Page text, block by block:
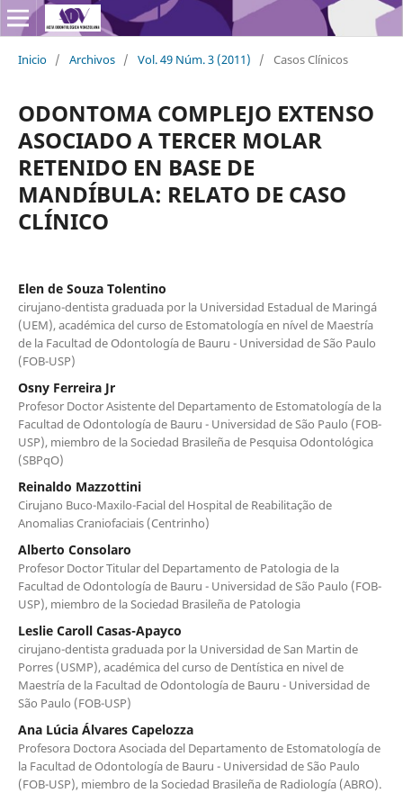
Inicio / Archivos / Vol. 49 Núm. 3 (2011) / Casos Clínicos
ODONTOMA COMPLEJO EXTENSO
ASOCIADO A TERCER MOLAR
RETENIDO EN BASE DE
MANDÍBULA: RELATO DE CASO
CLÍNICO
Elen de Souza Tolentino
cirujano-dentista graduada por la Universidad Estadual de Maringá
(UEM), académica del curso de Estomatología en nível de Maestría
de la Facultad de Odontología de Bauru - Universidad de São Paulo
(FOB-USP)
Osny Ferreira Jr
Profesor Doctor Asistente del Departamento de Estomatología de la
Facultad de Odontología de Bauru - Universidad de São Paulo (FOB-
USP), miembro de la Sociedad Brasileña de Pesquisa Odontológica
(SBPqO)
Reinaldo Mazzottini
Cirujano Buco-Maxilo-Facial del Hospital de Reabilitação de
Anomalias Craniofaciais (Centrinho)
Alberto Consolaro
Profesor Doctor Titular del Departamento de Patologia de la
Facultad de Odontología de Bauru - Universidad de São Paulo (FOB-
USP), miembro de la Sociedad Brasileña de Patologia
Leslie Caroll Casas-Apayco
cirujano-dentista graduada por la Universidad de San Martin de
Porres (USMP), académica del curso de Dentística en nivel de
Maestría de la Facultad de Odontología de Bauru - Universidad de
São Paulo (FOB-USP)
Ana Lúcia Álvares Capelozza
Profesora Doctora Asociada del Departamento de Estomatología de
la Facultad de Odontología de Bauru - Universidad de São Paulo
(FOB-USP), miembro de la Sociedad Brasileña de Radiología (ABRO).